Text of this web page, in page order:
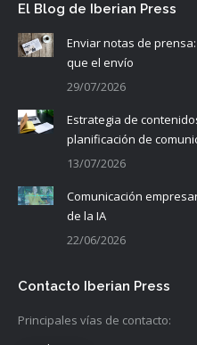
El Blog de Iberian Press
Enviar notas de
que el envío
29/07/2026
Estrategia de
planificación de
13/07/2026
Comunicación
de la IA
22/06/2026
Contacto Iberian Press
Principales vías de contacto: